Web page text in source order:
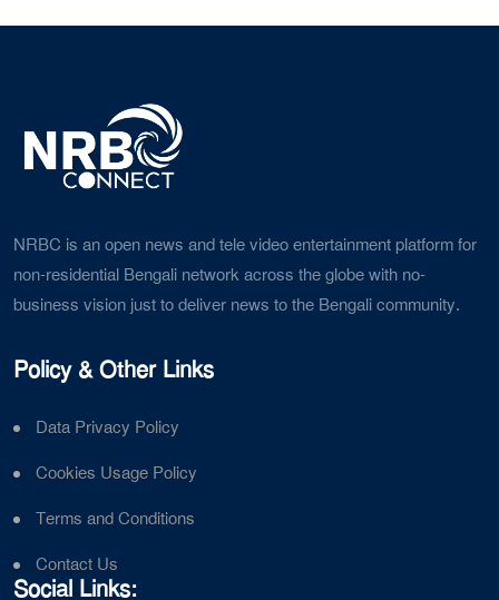
NRBC is an open news and tele video entertainment platform for
non-residential Bengali network across the globe with no-
business vision just to deliver news to the Bengali community.
Policy & Other Links
Data Privacy Policy
Cookies Usage Policy
Terms and Conditions
Contact Us
Social Links: